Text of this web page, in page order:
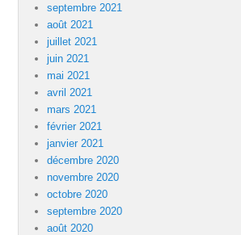
septembre 2021
août 2021
juillet 2021
juin 2021
mai 2021
avril 2021
mars 2021
février 2021
janvier 2021
décembre 2020
novembre 2020
octobre 2020
septembre 2020
août 2020